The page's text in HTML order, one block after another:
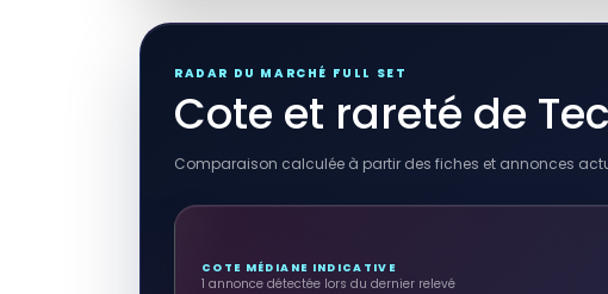
RADAR DU MARCHÉ FULL SET
Cote et rareté de
Comparaison calculée à partir des fiches et annonces
COTE MÉDIANE INDICATIVE
1 annonce détectée lors du dernier relevé